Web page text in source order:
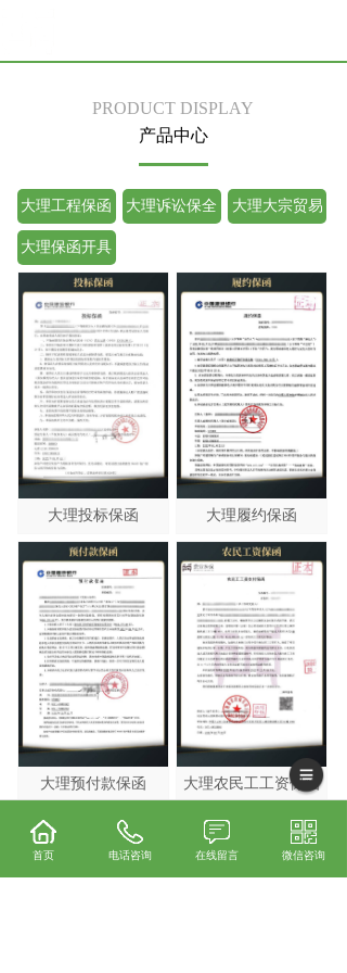
PRODUCT DISPLAY
产品中心
大理工程保函 大理诉讼保全 大理大宗贸易
大理保函开具
方式
大理投标保函 大理履约保函
大理预付款保函 大理农民工工资保函
首页 电话咨询 在线留言 微信咨询